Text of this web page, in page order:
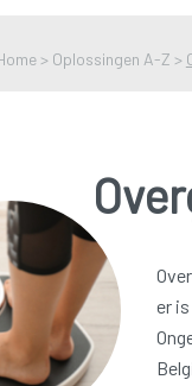
> Oplossingen A-Z >
er